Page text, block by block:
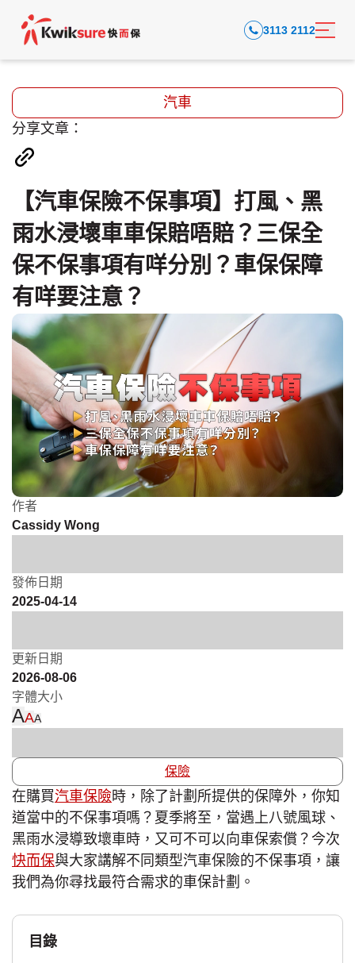
3113 2112
汽車
分享文章：
【汽車保險不保事項】打風、黑
雨水浸壞車車保賠唔賠？三保全
保不保事項有咩分別？車保保障
有咩要注意？
作者
Cassidy Wong
發佈日期
2025-04-14
更新日期
2026-08-06
字體大小
AAA
保險
在購買汽車保險時，除了計劃所提供的保障外，你知
道當中的不保事項嗎？夏季將至，當遇上八號風球、
黑雨水浸導致壞車時，又可不可以向車保索償？今次
快而保與大家講解不同類型汽車保險的不保事項，讓
我們為你尋找最符合需求的車保計劃。
目錄